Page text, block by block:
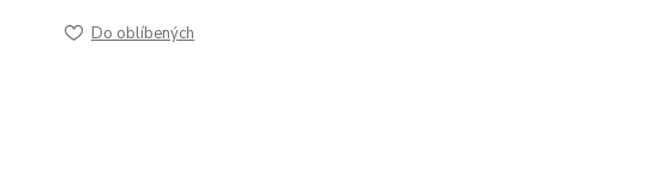
Do oblíbených